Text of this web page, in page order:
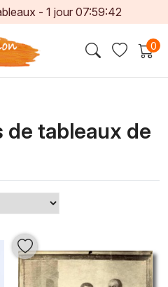
- 1 jour 07:59:40
0
de tableaux de